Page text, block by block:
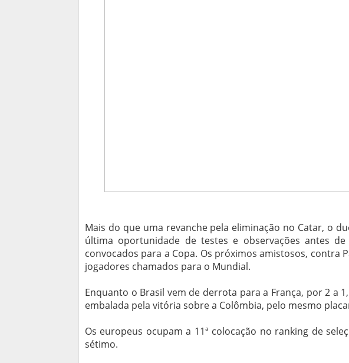
Mais do que uma revanche pela eliminação no Catar, o
última oportunidade de testes e observações antes
convocados para a Copa. Os próximos amistosos, contra
jogadores chamados para o Mundial.
Enquanto o Brasil vem de derrota para a França, por 2 a
embalada pela vitória sobre a Colômbia, pelo mesmo
Os europeus ocupam a 11ª colocação no ranking de
sétimo.